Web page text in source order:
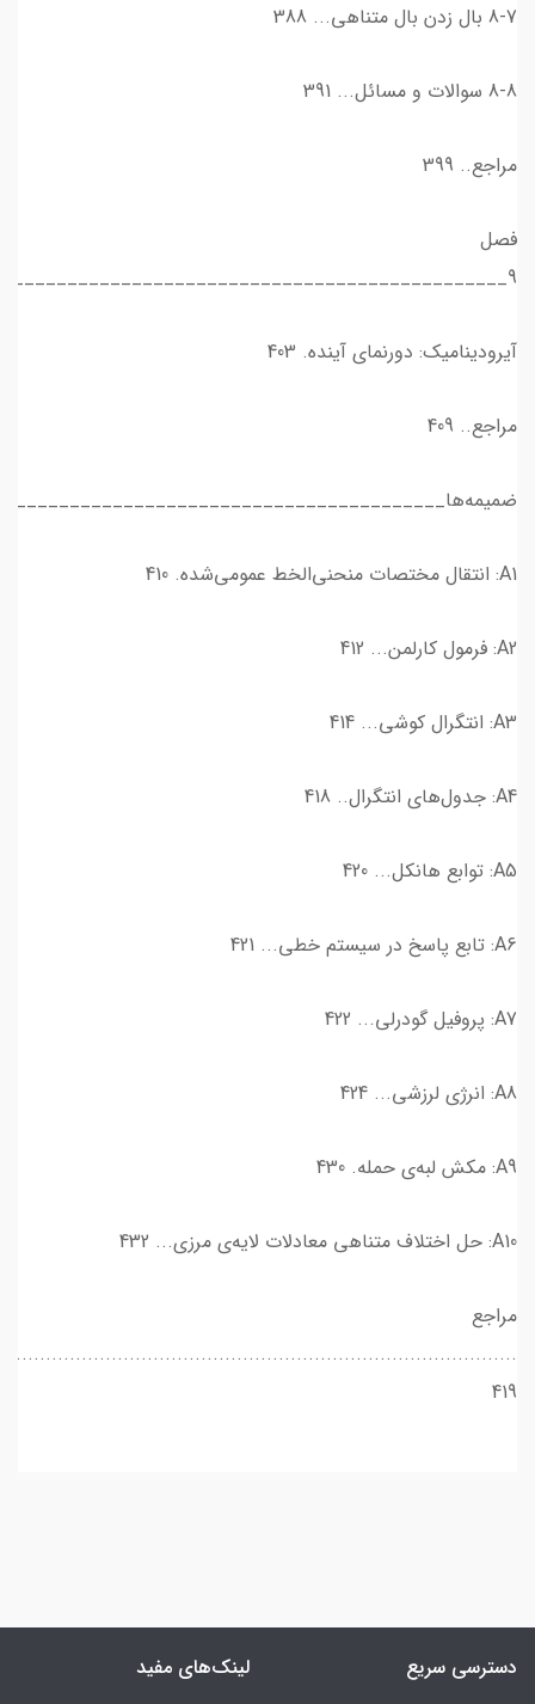
8-7 بال زدن بال متناهی... 388
8-8 سوالات و مسائل... 391
مراجع.. 399
فصل
9_______________________________________________
آیرودینامیک: دورنمای آینده. 403
مراجع.. 409
A1: انتقال مختصات منحنی‌الخط عمومی‌شده. 410
A2: فرمول کارلمن... 412
A3: انتگرال کوشی... 414
A4: جدول‌های انتگرال.. 418
A5: توابع‌ هانکل... 420
A6: تابع پاسخ در سیستم خطی... 421
A7: پروفیل گودرلی... 422
A8: انرژی لرزشی... 424
A9: مکش لبه‌ی حمله. 430
A10: حل اختلاف متناهی معادلات لایه‌ی مرزی... 432
مراجع
419
دسترسی سریع لینک‌های مفید